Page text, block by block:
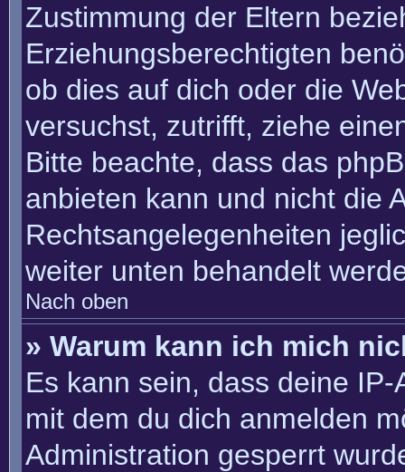
Zustimmung der Eltern
Erziehungsberechtigten
ob dies auf dich oder die
versuchst, zutrifft, ziehe
Bitte beachte, dass das
anbieten kann und nicht die
Rechtsangelegenheiten
weiter unten behandelt
Nach oben
» Warum kann ich mich
Es kann sein, dass deine
mit dem du dich anmelden
Administration gesperrt